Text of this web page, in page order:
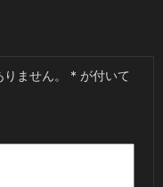
ません。 * が付いて